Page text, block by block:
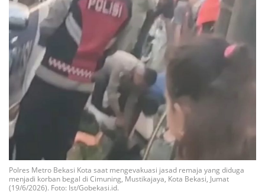
Polres Metro Bekasi Kota saat mengevakuasi jasad remaja yang diduga
menjadi korban begal di Cimuning, Mustikajaya, Kota Bekasi, Jumat
(19/6/2026). Foto: Ist/Gobekasi.id.